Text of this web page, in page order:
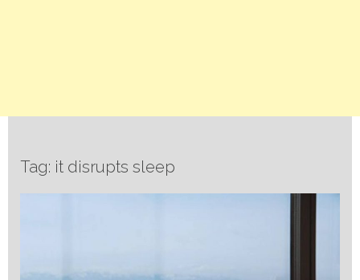
Tag: it disrupts sleep